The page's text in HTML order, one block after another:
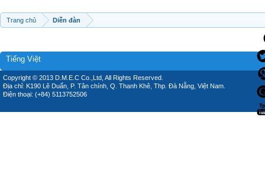
Trang chủ Diễn đàn
Tiếng Việt
Copyright © 2013 D.M.E.C Co.,Ltd, All Rights Reserved.
Địa chỉ: K190 Lê Duẩn, P. Tân chính, Q. Thanh Khê, Thp. Đà Nẵng, Việt Nam.
Điện thoại: (+84) 5113752506